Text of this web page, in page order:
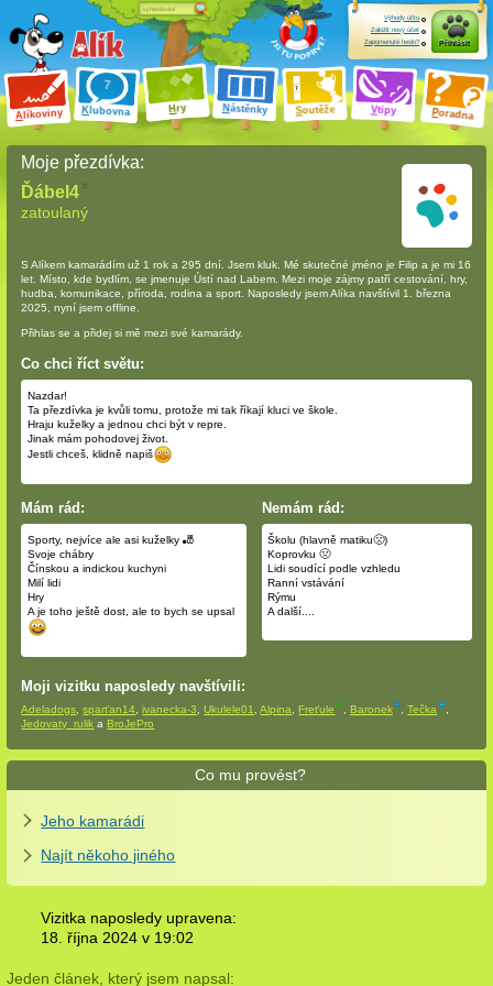
Alíkoviny Klubovna Hry Nástěnky Soutěže Vtipy Poradna
Výhody účtu
Založit nový účet
Zapomenuté heslo?
Přihlásit
Moje přezdívka:
Ďábel4
zatoulaný
S Alíkem kamarádímuž 1 rok a 295 dní . Jsem kluk. Mé skutečné jméno je Filip a je mi 16
let. Místo, kde bydlím, se jmenuje Ústí nad Labem. Mezi moje zájmy patří cestování, hry,
hudba, komunikace, příroda, rodina a sport. Naposledy jsem Alíka navštívil 1. března
2025, nyní jsem offline.
Přihlas se a přidej si mě mezi své kamarády.
Co chci říct světu:
Nazdar!
Ta přezdívka je kvůli tomu, protože mi tak říkají kluci ve škole.
Hraju kuželky a jednou chci být v repre.
Jinak mám pohodovej život.
Jestli chceš, klidně napiš
Mám rád:
Sporty, nejvíce ale asi kuželky 🎳
Svoje chábry
Čínskou a indickou kuchyni
Milí lidi
Hry
A je toho ještě dost, ale to bych se upsal
Nemám rád:
Školu (hlavně matiku🤢)
Koprovku 🤢
Lidi soudící podle vzhledu
Ranní vstávání
Rýmu
A další....
Moji vizitku naposledy navštívili:
Adeladogs ,sparťan14 ,ivanecka-3 ,Ukulele01 ,Alpina Freťule Baronek ,Tečka
Jedovaty_rulik a BroJePro
Co mu provést?
Jeho kamarádi
Najít někoho jiného
Vizitka naposledy upravena:
18. října 2024 v 19:02
Jeden článek, který jsem napsal: